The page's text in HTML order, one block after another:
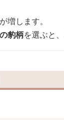
増します。
豹柄を選ぶと